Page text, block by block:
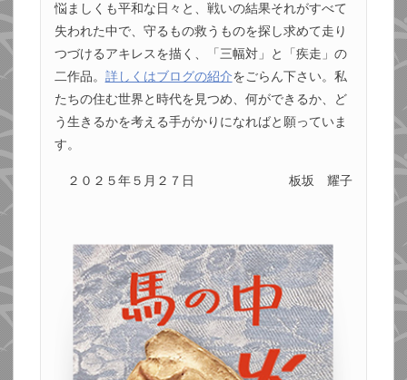
悩ましくも平和な日々と、戦いの結果それがすべて
失われた中で、守るもの救うものを探し求めて走り
つづけるアキレスを描く、「三幅対」と「疾走」の
二作品。 詳しくはブログの紹介をごらん下さい。私
たちの住む世界と時代を見つめ、何ができるか、ど
う生きるかを考える手がかりになればと願っていま
す。
２０２５年５月２７日 板坂 耀子